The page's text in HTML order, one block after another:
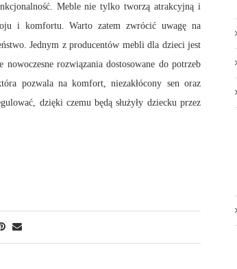
Meble nie tylko tworzą atrakcyjną i
i komfortu. Warto zatem zwrócić uwagę na
Jednym z producentów mebli dla dzieci jest
nowoczesne rozwiązania dostosowane do potrzeb
pozwala na komfort, niezakłócony sen oraz
dzięki czemu będą służyły dziecku przez